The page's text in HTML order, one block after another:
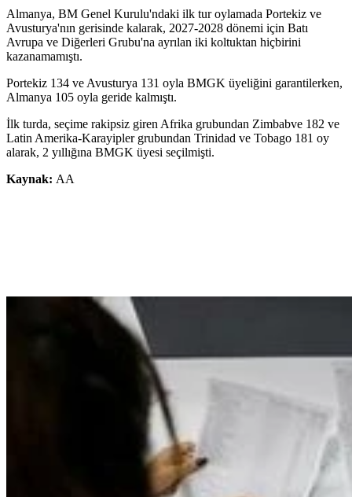
Almanya, BM Genel Kurulu'ndaki ilk tur oylamada Portekiz ve
Avusturya'nın gerisinde kalarak, 2027-2028 dönemi için Batı
Avrupa ve Diğerleri Grubu'na ayrılan iki koltuktan hiçbirini
kazanamamıştı.
Portekiz 134 ve Avusturya 131 oyla BMGK üyeliğini garantilerken,
Almanya 105 oyla geride kalmıştı.
İlk turda, seçime rakipsiz giren Afrika grubundan Zimbabve 182 ve
Latin Amerika-Karayipler grubundan Trinidad ve Tobago 181 oy
alarak, 2 yıllığına BMGK üyesi seçilmişti.
Kaynak: AA